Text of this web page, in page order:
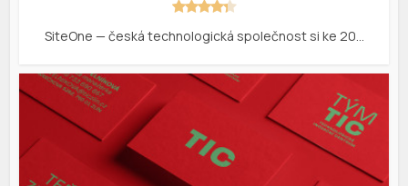
SiteOne — česká technologická společnost si ke 20…